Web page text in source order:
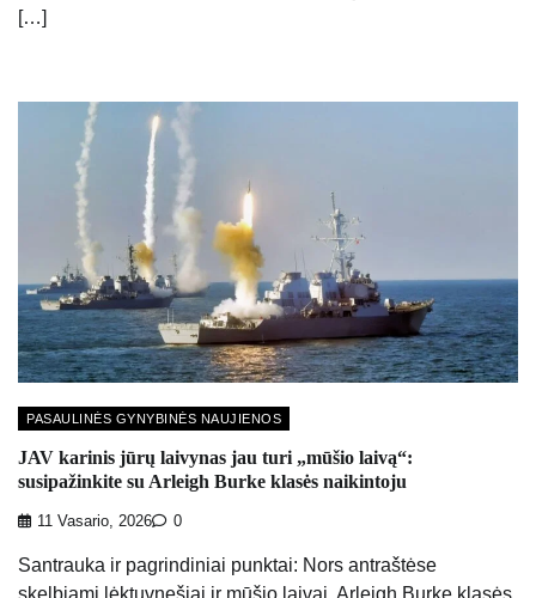
[…]
PASAULINĖS GYNYBINĖS NAUJIENOS
JAV karinis jūrų laivynas jau turi „mūšio laivą“:
susipažinkite su Arleigh Burke klasės naikintoju
11 Vasario, 2026 0
Santrauka ir pagrindiniai punktai: Nors antraštėse
skelbiami lėktuvnešiai ir mūšio laivai, Arleigh Burke klasės